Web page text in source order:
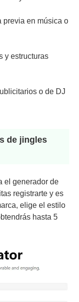
previa en música o
y estructuras
o de DJ
de jingles
el generador de
registrarte y es
elige el estilo
hasta 5